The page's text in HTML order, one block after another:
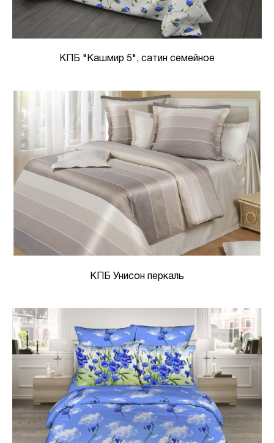
КПБ "Кашмир 5", сатин семейное
КПБ Унисон перкаль